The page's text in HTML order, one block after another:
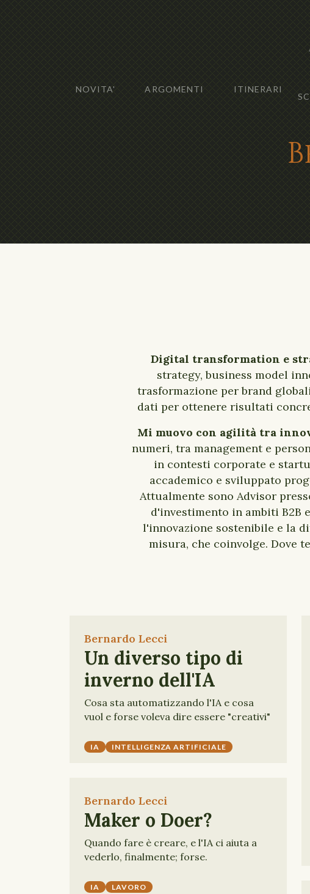
NOVITA' ARGOMENTI ITINERARI
Digital transformation e
strategy, business model
trasformazione per brand
dati per ottenere risultati
Mi muovo con agilità tra
numeri, tra management e
in contesti corporate e
accademico e sviluppato
Attualmente sono Advisor
d'investimento in ambiti B2B
l'innovazione sostenibile e la
misura, che coinvolge. Dove
Bernardo Lecci
Un diverso tipo di
inverno dell'IA
Cosa sta automatizzando l'IA e cosa
vuol e forse voleva dire essere "creativi"
IA INTELLIGENZA ARTIFICIALE
Bernardo Lecci
Maker o Doer?
Quando fare è creare, e l'IA ci aiuta a
vederlo, finalmente; forse.
IA
LAVORO